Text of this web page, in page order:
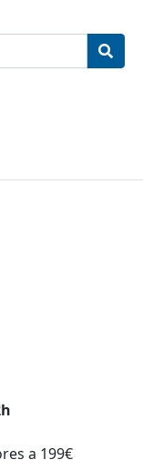
a 199€